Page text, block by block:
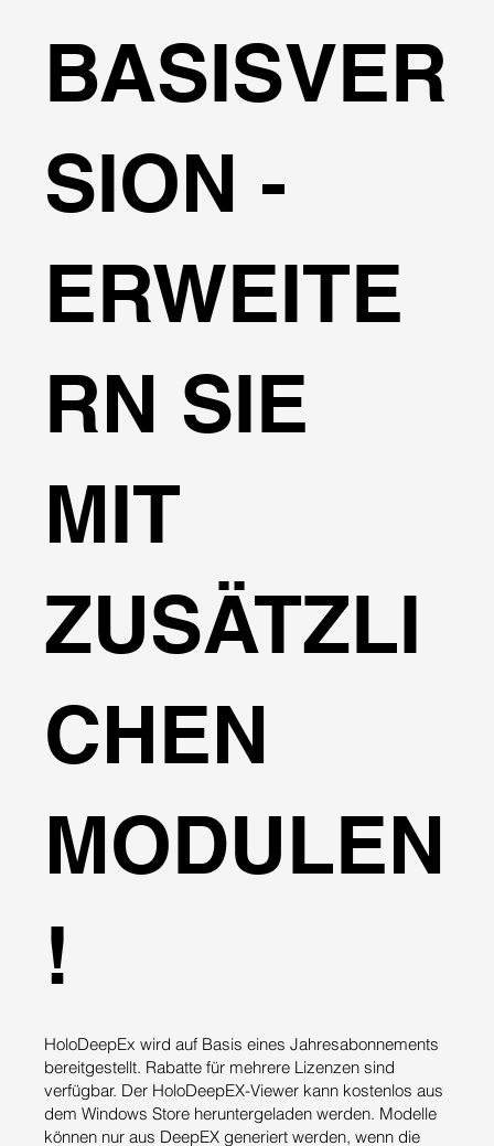
BASISVER
SION -
ERWEITE
RN SIE
MIT
ZUSÄTZLI
CHEN
MODULEN
!
HoloDeepEx wird auf Basis eines Jahresabonnements
bereitgestellt. Rabatte für mehrere Lizenzen sind
verfügbar. Der HoloDeepEX-Viewer kann kostenlos aus
dem Windows Store heruntergeladen werden. Modelle
können nur aus DeepEX generiert werden, wenn die